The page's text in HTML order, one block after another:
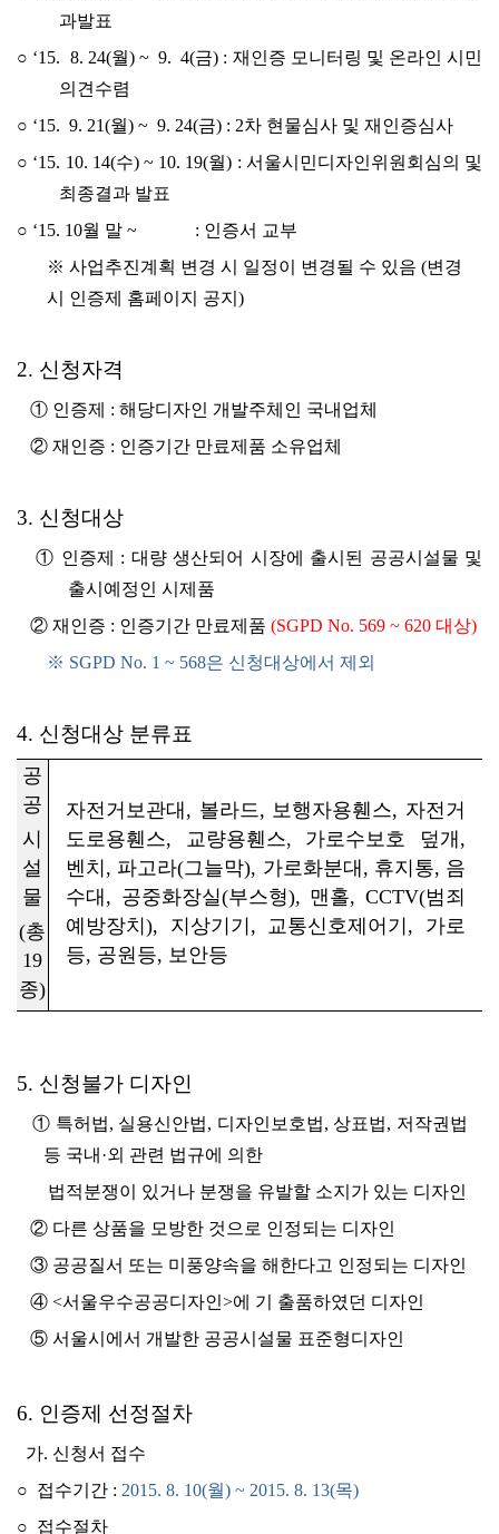
과발표
○ ‘15. 8. 24(월) ~ 9. 4(금) : 재인증 모니터링 및 온라인 시민
의견수렴
○ ‘15. 9. 21(월) ~ 9. 24(금) : 2차 현물심사 및 재인증심사
○ ‘15. 10. 14(수) ~ 10. 19(월) : 서울시민디자인위원회심의 및
최종결과 발표
○ ‘15. 10월 말 ~ : 인증서 교부
※ 사업추진계획 변경 시 일정이 변경될 수 있음 (변경
시 인증제 홈페이지 공지)
2. 신청자격
① 인증제 : 해당디자인 개발주체인 국내업체
② 재인증 : 인증기간 만료제품 소유업체
3. 신청대상
① 인증제 : 대량 생산되어 시장에 출시된 공공시설물 및
출시예정인 시제품
② 재인증 : 인증기간 만료제품 (SGPD No. 569 ~ 620 대상)
※ SGPD No. 1 ~ 568은 신청대상에서 제외
4. 신청대상 분류표
공
공
시
설
물
(총
19
종)
자전거보관대, 볼라드, 보행자용휀스, 자전거
도로용휀스, 교량용휀스, 가로수보호 덮개,
벤치, 파고라(그늘막), 가로화분대, 휴지통, 음
수대, 공중화장실(부스형), 맨홀, CCTV(범죄
예방장치), 지상기기, 교통신호제어기, 가로
등, 공원등, 보안등
5. 신청불가 디자인
① 특허법, 실용신안법, 디자인보호법, 상표법, 저작권법
등 국내·외 관련 법규에 의한
법적분쟁이 있거나 분쟁을 유발할 소지가 있는 디자인
② 다른 상품을 모방한 것으로 인정되는 디자인
③ 공공질서 또는 미풍양속을 해한다고 인정되는 디자인
④ <서울우수공공디자인>에 기 출품하였던 디자인
⑤ 서울시에서 개발한 공공시설물 표준형디자인
6. 인증제 선정절차
가. 신청서 접수
○ 접수기간 : 2015. 8. 10(월) ~ 2015. 8. 13(목)
○ 접수절차